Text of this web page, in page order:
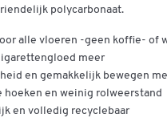
polycarbonaat.
alle vloeren -geen koffie- of
meer
en gemakkelijk bewegen
hoeken en weinig rolweerstand
en volledig recyclebaar